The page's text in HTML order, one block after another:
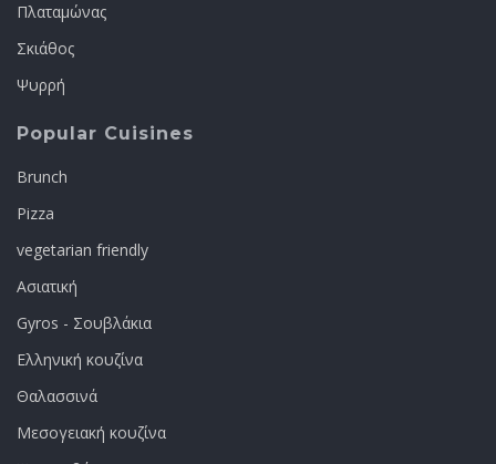
Πλαταμώνας
Σκιάθος
Ψυρρή
Popular Cuisines
Brunch
Pizza
vegetarian friendly
Ασιατική
Gyros - Σουβλάκια
Ελληνική κουζίνα
Θαλασσινά
Μεσογειακή κουζίνα